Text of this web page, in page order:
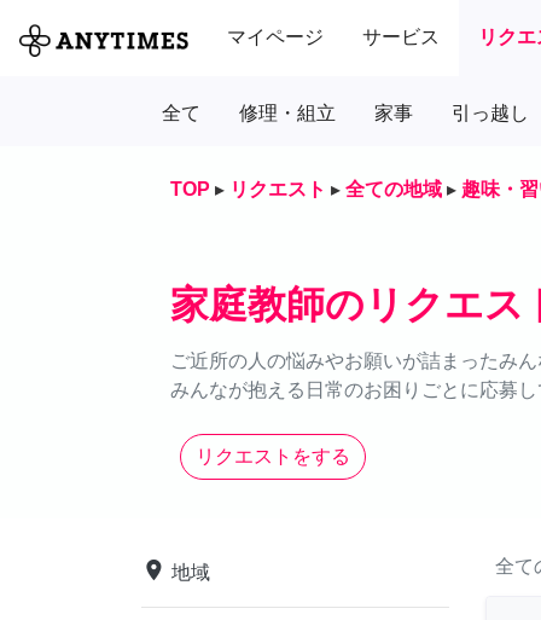
マイページ サービス リク
全て 修理・組立 家事 引っ越し
TOP ▸ リクエスト ▸ 全ての地域 ▸ 趣味・
家庭教師のリクエス
ご近所の人の悩みやお願いが詰まったみ
みんなが抱える日常のお困りごとに応募
リクエストをする
place 地域 全て